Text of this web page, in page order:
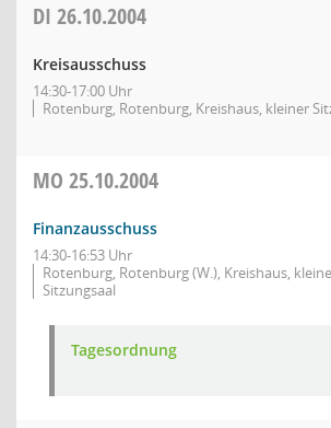
DI 26.10.2004
Kreisausschuss
14:30-17:00 Uhr
Rotenburg, Rotenburg, Kreishaus, kleiner
MO 25.10.2004
Finanzausschuss
14:30-16:53 Uhr
Rotenburg, Rotenburg (W.), Kreishaus,
Sitzungsaal
Tagesordnung